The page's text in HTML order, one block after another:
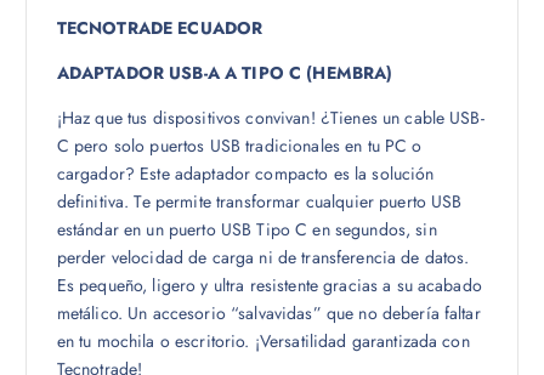
TECNOTRADE ECUADOR
ADAPTADOR USB-A A TIPO C (HEMBRA)
¡Haz que tus dispositivos convivan! ¿Tienes un cable USB-
C pero solo puertos USB tradicionales en tu PC o
cargador? Este adaptador compacto es la solución
definitiva. Te permite transformar cualquier puerto USB
estándar en un puerto USB Tipo C en segundos, sin
perder velocidad de carga ni de transferencia de datos.
Es pequeño, ligero y ultra resistente gracias a su acabado
metálico. Un accesorio “salvavidas” que no debería faltar
en tu mochila o escritorio. ¡Versatilidad garantizada con
Tecnotrade!